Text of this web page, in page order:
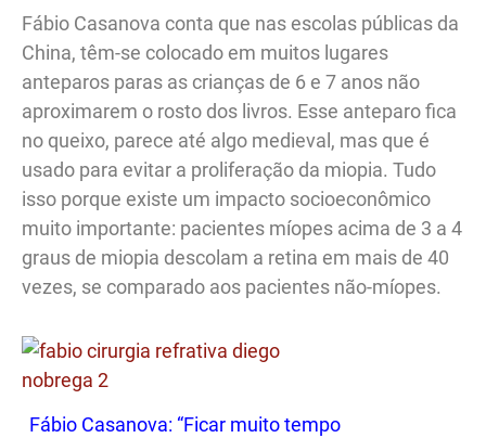
Fábio Casanova conta que nas escolas públicas da
China, têm-se colocado em muitos lugares
anteparos paras as crianças de 6 e 7 anos não
aproximarem o rosto dos livros. Esse anteparo fica
no queixo, parece até algo medieval, mas que é
usado para evitar a proliferação da miopia. Tudo
isso porque existe um impacto socioeconômico
muito importante: pacientes míopes acima de 3 a 4
graus de miopia descolam a retina em mais de 40
vezes, se comparado aos pacientes não-míopes.
Fábio Casanova: “Ficar muito tempo